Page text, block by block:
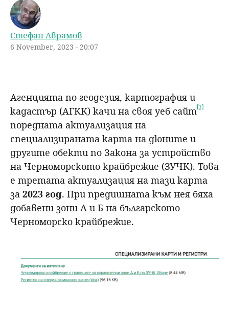
н
ю
ъ
р
е
н
е
u
Стефан Аврамов
6 November, 2023 - 20:07
Агенцията по геодезия, картография и
кадастър (АГКК) качи на своя уеб сайт[1]
поредната актуализация на
специализираната карта на дюните и
другите обекти по Закона за устройство
на Черноморското крайбрежие (ЗУЧК). Това
е третата актуализация на тази карта
за 2023 год. При предишната към нея бяха
добавени зони А и Б на българското
Черноморско крайбрежие.